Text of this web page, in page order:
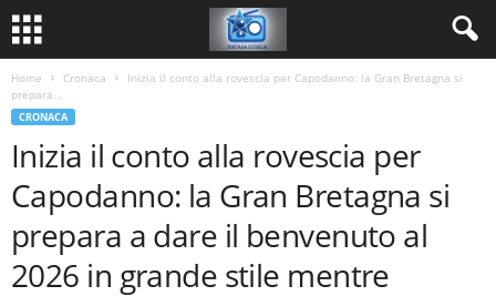
Home Cronaca
Inizia il conto alla rovescia per Capodanno: la Gran Bretagna si
prepara...
CRONACA
Inizia il conto alla rovescia per
Capodanno: la Gran Bretagna si
prepara a dare il benvenuto al
2026 in grande stile mentre